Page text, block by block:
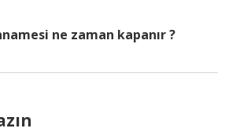
ne zaman kapanır ?